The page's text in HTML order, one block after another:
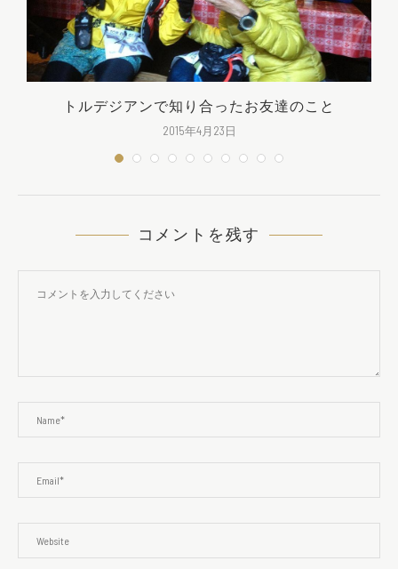
トルデジアンで知り合ったお友達のこと
2015年4月23日
コメントを残す